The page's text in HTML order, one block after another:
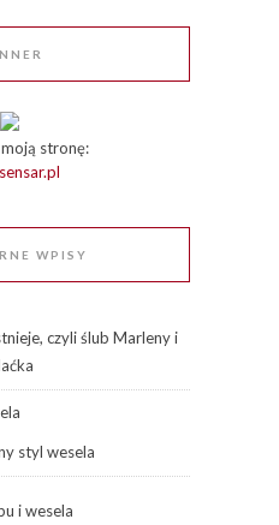
stronę:
WPISY
czyli ślub Marleny i
styl wesela
i wesela